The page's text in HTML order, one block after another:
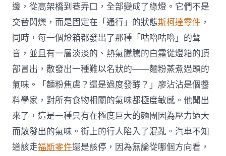
邊，從高架橋到巷弄口，全部變成了綠燈。它們不是
交替閃爍，而是固定在「通行」的狀態斯柯達零件 ，
同時，每一個燈箱都發出了那種「咕嚕咕嚕」的聲
音，並且有一層淡淡的、熱氣騰騰的白霧從燈箱的頂
部冒出，散發出一種難以名狀的——麵粉蒸煮過頭的
氣味。「麵粉焦慮？還是過度發酵？」廖沾沾是個醬
料學家，對所有食物相關的氣味都極度敏感。他聞出
來了，這是一種只有在極度巨大的麵團因為壓力過大
而散發出的氣味。街上的行人陷入了混亂。汽車不知
道該走福斯零件還是該停，因為無論從哪個方向看，